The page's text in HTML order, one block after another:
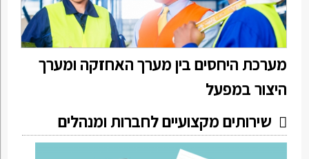
מערכת היחסים בין מערך האחזקה ומערך
היצור במפעל
שירותים מקצועיים לחברות ומנהלים